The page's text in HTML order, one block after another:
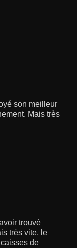
son meilleur
Mais très
trouvé
très vite, le
de